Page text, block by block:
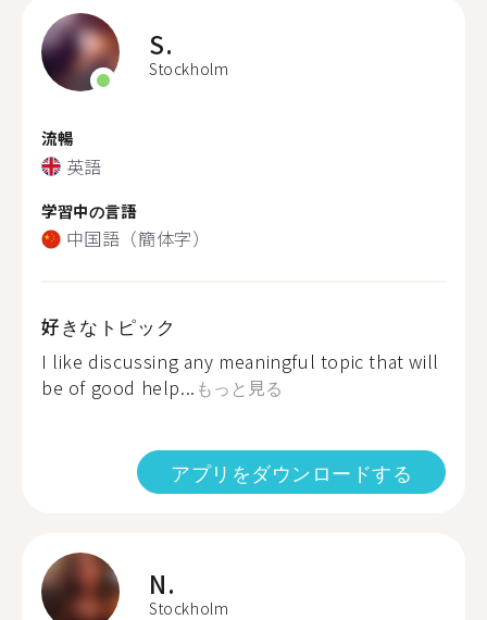
S.
Stockholm
流暢
英語
学習中の言語
中国語（簡体字）
好きなトピック
I like discussing any meaningful topic that will
be of good help... もっと見る
アプリをダウンロードする
N.
Stockholm